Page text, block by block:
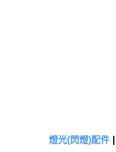
燈光(閃燈)配件||